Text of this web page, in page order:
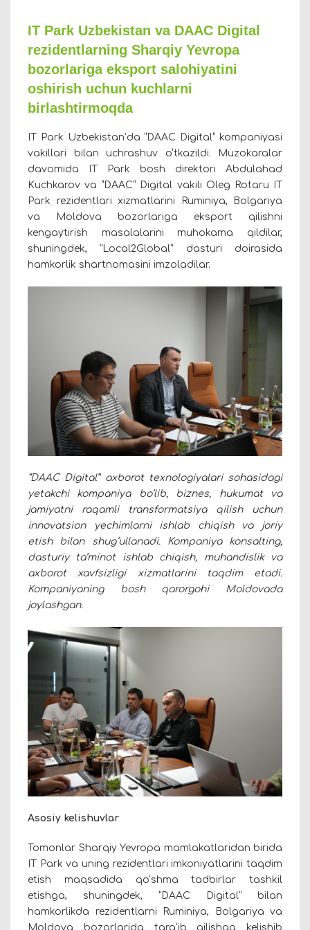
IT Park Uzbekistan va DAAC Digital
rezidentlarning Sharqiy Yevropa
bozorlariga eksport salohiyatini
oshirish uchun kuchlarni
birlashtirmoqda
IT Park Uzbekistan’da “DAAC Digital” kompaniyasi
vakillari bilan uchrashuv o‘tkazildi. Muzokaralar
davomida IT Park bosh direktori Abdulahad
Kuchkarov va “DAAC” Digital vakili Oleg Rotaru IT
Park rezidentlari xizmatlarini Ruminiya, Bolgariya
va Moldova bozorlariga eksport qilishni
kengaytirish masalalarini muhokama qildilar,
shuningdek, “Local2Global” dasturi doirasida
hamkorlik shartnomasini imzoladilar.
“DAAC Digital” axborot texnologiyalari sohasidagi
yetakchi kompaniya bo‘lib, biznes, hukumat va
jamiyatni raqamli transformatsiya qilish uchun
innovatsion yechimlarni ishlab chiqish va joriy
etish bilan shug‘ullanadi. Kompaniya konsalting,
dasturiy ta’minot ishlab chiqish, muhandislik va
axborot xavfsizligi xizmatlarini taqdim etadi.
Kompaniyaning bosh qarorgohi Moldovada
joylashgan.
Asosiy kelishuvlar
Tomonlar Sharqiy Yevropa mamlakatlaridan birida
IT Park va uning rezidentlari imkoniyatlarini taqdim
etish maqsadida qo‘shma tadbirlar tashkil
etishga, shuningdek, “DAAC Digital” bilan
hamkorlikda rezidentlarni Ruminiya, Bolgariya va
Moldova bozorlarida targ‘ib qilishga kelishib